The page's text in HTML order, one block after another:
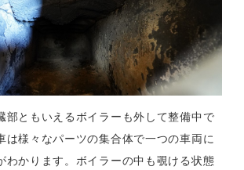
部ともいえるボイラーも外して整備中で
は様々なパーツの集合体で一つの車両に
わかります。ボイラーの中も覗ける状態